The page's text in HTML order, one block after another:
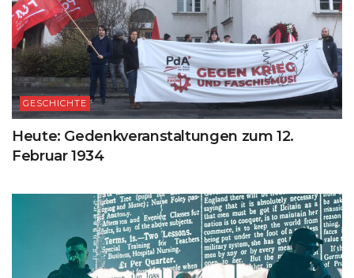
GESCHICHTE
Heute: Gedenkveranstaltungen zum 12.
Februar 1934